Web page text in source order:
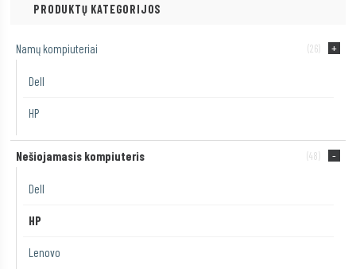
PRODUKTŲ KATEGORIJOS
Namų kompiuteriai (26)
Dell
HP
Nešiojamasis kompiuteris (48)
Dell
HP
Lenovo